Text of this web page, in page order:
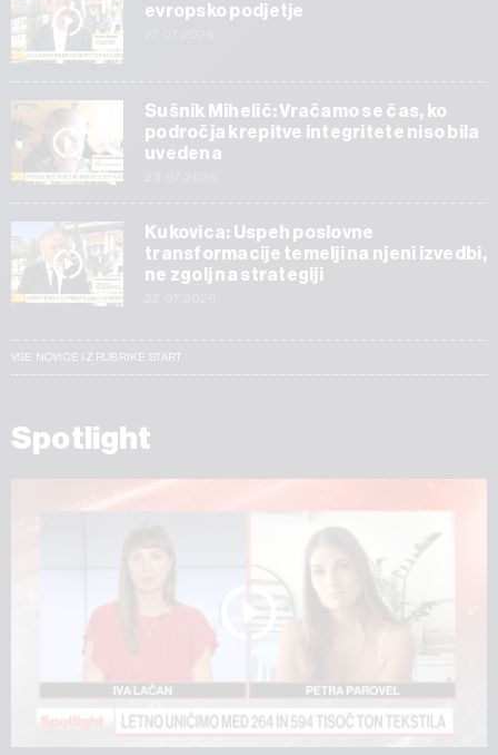
evropsko podjetje
Sušnik Mihelič: Vračamo se čas, ko
področja krepitve integritete niso bila
uvedena
Kukovica: Uspeh poslovne
transformacije temelji na njeni izvedbi,
ne zgolj na strategiji
VSE NOVICE IZ RUBRIKE START
Spotlight